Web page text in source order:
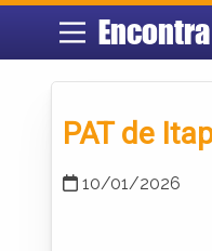
Encontra
PAT de
10/01/2026